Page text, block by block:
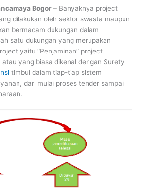
Bogor – Banyaknya project
dilakukan oleh sektor swasta maupun
bermacam dukungan dalam
satu dukungan yang merupakan
yaitu “Penjaminan” project.
yang biasa dikenal dengan Surety
timbul dalam tiap-tiap sistem
dari mulai proses tender sampai